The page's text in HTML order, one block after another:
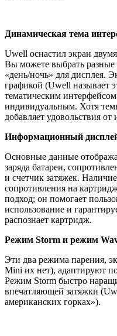
Динамическая тема
Uwell оснастил экран
Вы можете выбрать
«день/ночь» для дисплея.
графикой (Uwell называет
тематическим
индивидуальным. Хотя
добавляет удовольствия от
Информационный
Основные данные
заряда батареи,
и счетчик затяжек.
сопротивления на
подход; он помогает
использование и
распознает картридж.
Режим Storm и режим
Эти два режима парения,
Mini их нет), адаптируют
Режим Storm быстро
впечатляющей затяжки
американских горках»).